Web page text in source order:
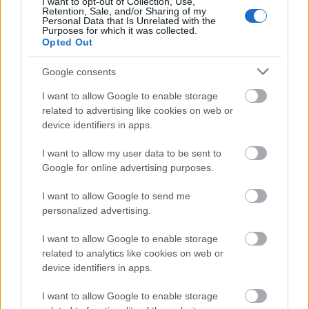
Retention, Sale, and/or Sharing of my
Personal Data that Is Unrelated with the
Purposes for which it was collected.
Opted Out
Google consents
I want to allow Google to enable storage
related to advertising like cookies on web or
device identifiers in apps.
I want to allow my user data to be sent to
Google for online advertising purposes.
I want to allow Google to send me
personalized advertising.
I want to allow Google to enable storage
related to analytics like cookies on web or
device identifiers in apps.
I want to allow Google to enable storage
Ezeket olvastad már?